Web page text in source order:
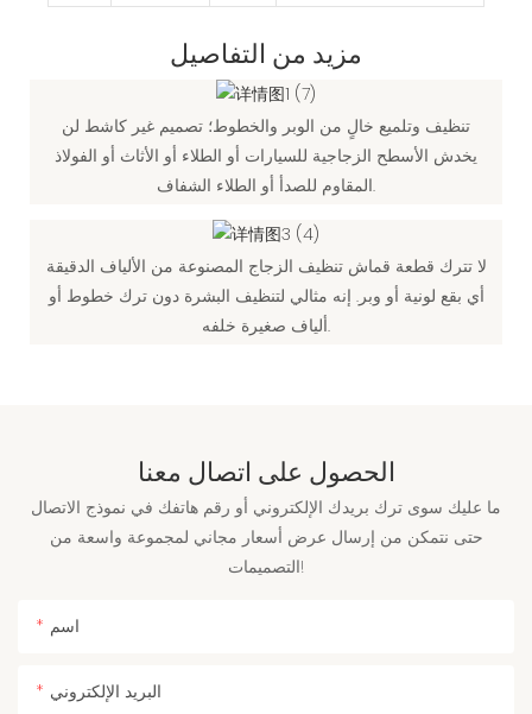
مزيد من التفاصيل
تنظيف وتلميع خالٍ من الوبر والخطوط؛ تصميم غير كاشط لن
يخدش الأسطح الزجاجية للسيارات أو الطلاء أو الأثاث أو الفولاذ
المقاوم للصدأ أو الطلاء الشفاف.
لا تترك قطعة قماش تنظيف الزجاج المصنوعة من الألياف الدقيقة
أي بقع لونية أو وبر. إنه مثالي لتنظيف البشرة دون ترك خطوط أو
ألياف صغيرة خلفه.
الحصول على اتصال معنا
ما عليك سوى ترك بريدك الإلكتروني أو رقم هاتفك في نموذج الاتصال
حتى نتمكن من إرسال عرض أسعار مجاني لمجموعة واسعة من
التصميمات!
اسم
البريد الإلكتروني